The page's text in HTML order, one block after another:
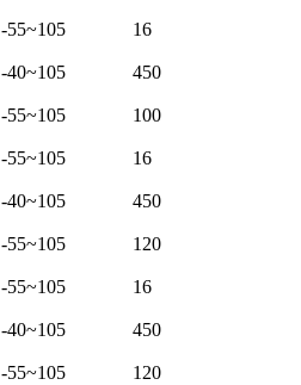
-55~105 16
-40~105 450
-55~105 100
-55~105 16
-40~105 450
-55~105 120
-55~105 16
-40~105 450
-55~105 120